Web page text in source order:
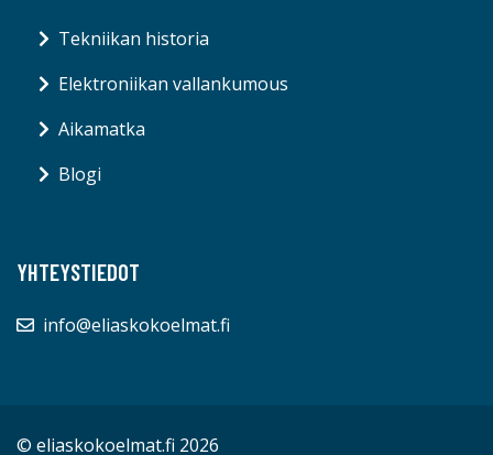
Tekniikan historia
Elektroniikan vallankumous
Aikamatka
Blogi
YHTEYSTIEDOT
info@eliaskokoelmat.fi
© eliaskokoelmat.fi 2026